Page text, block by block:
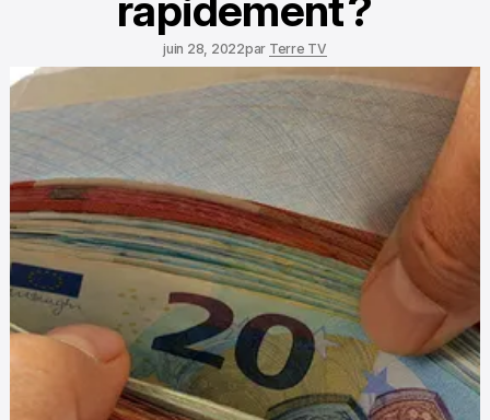
juin 28, 2022par Terre TV